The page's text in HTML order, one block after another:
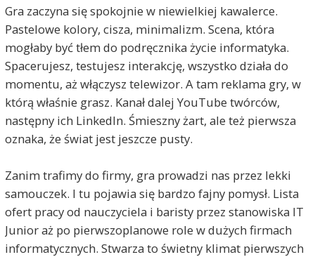
Gra zaczyna się spokojnie w niewielkiej kawalerce.
Pastelowe kolory, cisza, minimalizm. Scena, która
mogłaby być tłem do podręcznika życie informatyka.
Spacerujesz, testujesz interakcję, wszystko działa do
momentu, aż włączysz telewizor. A tam reklama gry, w
którą właśnie grasz. Kanał dalej YouTube twórców,
następny ich LinkedIn. Śmieszny żart, ale też pierwsza
oznaka, że świat jest jeszcze pusty.
Zanim trafimy do firmy, gra prowadzi nas przez lekki
samouczek. I tu pojawia się bardzo fajny pomysł. Lista
ofert pracy od nauczyciela i baristy przez stanowiska IT
Junior aż po pierwszoplanowe role w dużych firmach
informatycznych. Stwarza to świetny klimat pierwszych